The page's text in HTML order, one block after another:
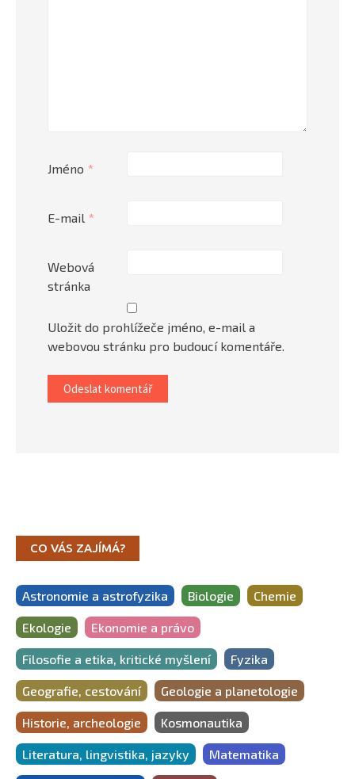
Jméno *
E-mail *
Webová
stránka
Uložit do prohlížeče jméno, e-mail a
webovou stránku pro budoucí komentáře.
CO VÁS ZAJÍMÁ?
Astronomie a astrofyzika Biologie Chemie
Ekologie Ekonomie a právo
Filosofie a etika, kritické myšlení Fyzika
Geografie, cestování Geologie a planetologie
Historie, archeologie Kosmonautika
Literatura, lingvistika, jazyky Matematika